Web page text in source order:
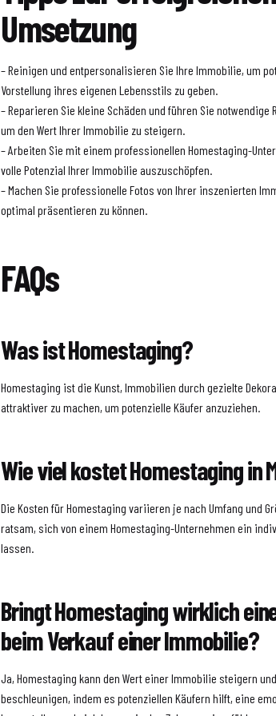
Umsetzung
– Reinigen und entpersonalisieren Sie Ihre Immobilie, um
Vorstellung ihres eigenen Lebensstils zu geben.
– Reparieren Sie kleine Schäden und führen Sie notwendige
um den Wert Ihrer Immobilie zu steigern.
– Arbeiten Sie mit einem professionellen Homestaging-
volle Potenzial Ihrer Immobilie auszuschöpfen.
– Machen Sie professionelle Fotos von Ihrer inszenierten
optimal präsentieren zu können.
FAQs
Was ist Homestaging?
Homestaging ist die Kunst, Immobilien durch gezielte
attraktiver zu machen, um potenzielle Käufer anzuziehen.
Wie viel kostet Homestaging in
Die Kosten für Homestaging variieren je nach Umfang und
ratsam, sich von einem Homestaging-Unternehmen ein
lassen.
Bringt Homestaging wirklich
beim Verkauf einer Immobilie?
Ja, Homestaging kann den Wert einer Immobilie steigern und
beschleunigen, indem es potenziellen Käufern hilft, eine